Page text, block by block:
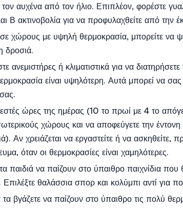
αυχένα από τον ήλιο. Επιπλέον, φορέστε
Β ακτινοβολία για να προφυλαχθείτε από την
χώρους με υψηλή θερμοκρασία, μπορείτε να
δροσιά.
ανεμιστήρες ή κλιματιστικά για να
είναι υψηλότερη. Αυτά μπορεί να
ώρες της ημέρας (10 το πρωί με 4 το
χώρους και να αποφεύγετε την
Αν χρειάζεται να εργαστείτε ή να
όταν οι θερμοκρασίες είναι χαμηλότερες.
παιδιά να παίζουν στο ύπαιθρο παιχνίδια
Επιλέξτε θαλάσσια σπορ και κολύμπι αντί για
βγάζετε να παίζουν στο ύπαιθρο τις πολύ